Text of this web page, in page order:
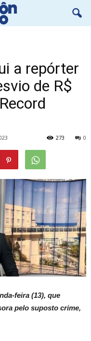
a repórter
de R$
0
273
feira (13), que
pelo suposto crime,